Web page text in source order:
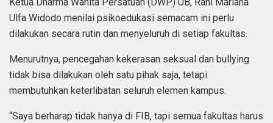
Ketua Dharma Wanita Persatuan (DWP) UB, Rani Mariana
Ulfa Widodo menilai psikoedukasi semacam ini perlu
dilakukan secara rutin dan menyeluruh di setiap fakultas.
Menurutnya, pencegahan kekerasan seksual dan bullying
tidak bisa dilakukan oleh satu pihak saja, tetapi
membutuhkan keterlibatan seluruh elemen kampus.
“Saya berharap tidak hanya di FIB, tapi semua fakultas harus